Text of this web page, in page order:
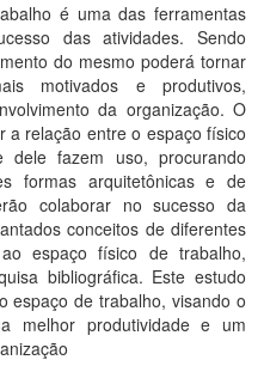
é uma das ferramentas
das atividades. Sendo
do mesmo poderá tornar
motivados e produtivos,
da organização. O
a relação entre o espaço físico
fazem uso, procurando
formas arquitetônicas e de
colaborar no sucesso da
conceitos de diferentes
espaço físico de trabalho,
bibliográfica. Este estudo
espaço de trabalho, visando o
melhor produtividade e um